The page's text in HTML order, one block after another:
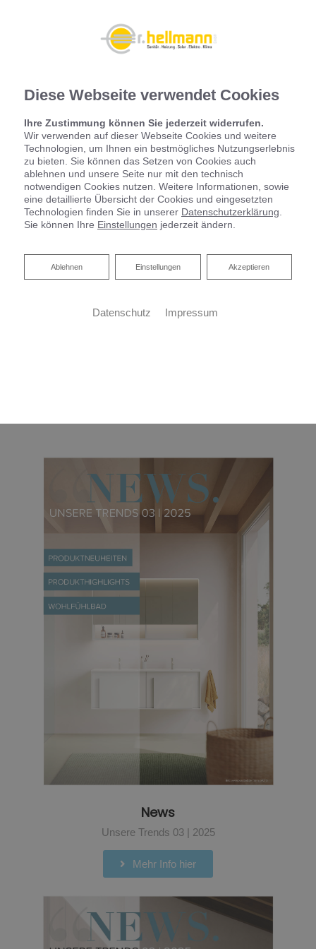
News
Unsere Trends 03 | 2025
Mehr Info hier
Diese Webseite verwendet Cookies
Ihre Zustimmung können Sie jederzeit widerrufen.
Wir verwenden auf dieser Webseite Cookies und weitere
Technologien, um Ihnen ein bestmögliches Nutzungserlebnis
zu bieten. Sie können das Setzen von Cookies auch
ablehnen und unsere Seite nur mit den technisch
notwendigen Cookies nutzen. Weitere Informationen, sowie
eine detaillierte Übersicht der Cookies und eingesetzten
Technologien finden Sie in unserer Datenschutzerklärung
Sie können Ihre Einstellungen jederzeit ändern.
Akzeptieren
Einstellungen
Ablehnen
Ablehnen
Datenschutz Impressum